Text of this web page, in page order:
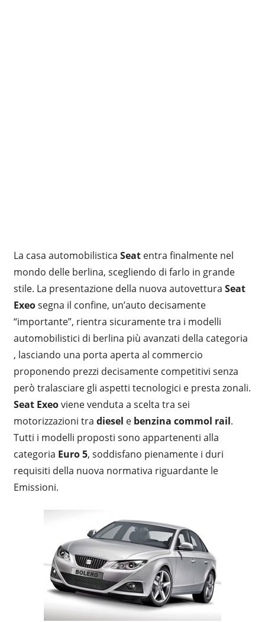
La casa automobilistica Seatentra finalmente nel
mondo delle berlina, scegliendo di farlo in grande
stile. La presentazione della nuova autovettura Seat
Exeosegna il confine, un’auto decisamente
“importante”, rientra sicuramente tra i modelli
automobilistici di berlina più avanzati della categoria
, lasciando una porta aperta al commercio
proponendo prezzi decisamente competitivi senza
però tralasciare gli aspetti tecnologici e presta zonali.
Seat Exeoviene venduta a scelta tra sei
motorizzazioni tra diesel e benzina commol rail.
Tutti i modelli proposti sono appartenenti alla
categoria Euro 5, soddisfano pienamente i duri
requisiti della nuova normativa riguardante le
Emissioni.